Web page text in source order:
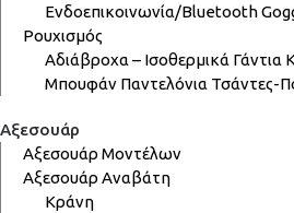
Ενδοεπικοινωνία/Bluetooth
Ρουχισμός
Αδιάβροχα – Ισοθερμικά Γάντια
Μπουφάν Παντελόνια Τσάντες-
Αξεσουάρ
Αξεσουάρ Μοντέλων
Αξεσουάρ Αναβάτη
Κράνη